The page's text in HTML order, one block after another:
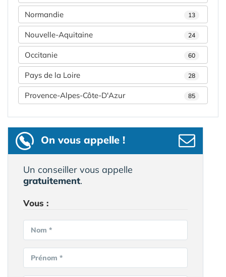
Normandie 13
Nouvelle-Aquitaine 24
Occitanie 60
Pays de la Loire 28
Provence-Alpes-Côte-D'Azur 85
On vous appelle !
Un conseiller vous appelle
gratuitement.
Vous :
Nom *
Prénom *